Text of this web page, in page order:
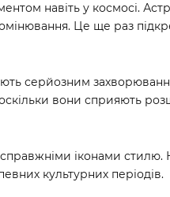
навіть у космосі.
Це ще раз
серйозним
вони сприяють
іконами
культурних періодів.